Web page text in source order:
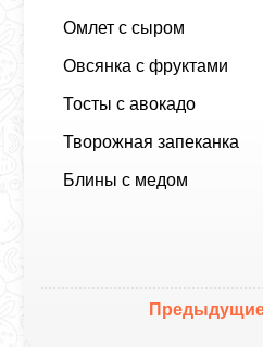
Омлет с сыром
Овсянка с фруктами
Тосты с авокадо
Творожная запеканка
Блины с медом